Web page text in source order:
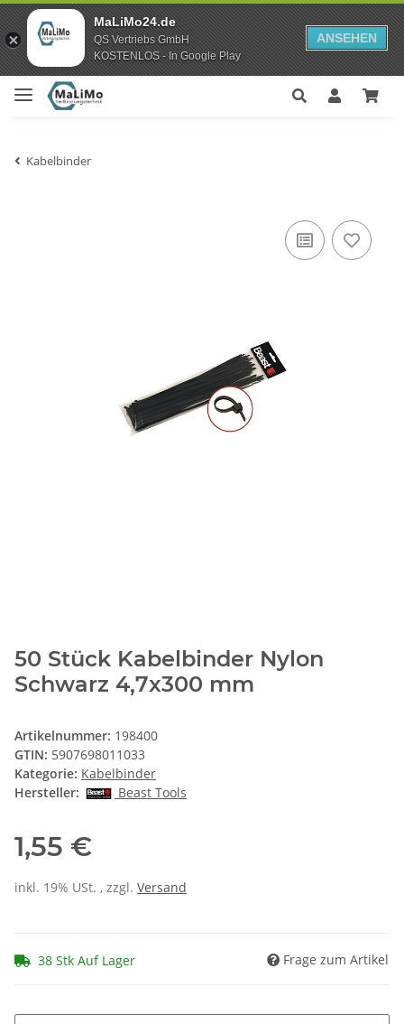
MaLiMo24.de
QS Vertriebs GmbH
KOSTENLOS - In Google Play
ANSEHEN
Kabelbinder
50 Stück Kabelbinder Nylon
Schwarz 4,7x300 mm
Artikelnummer: 198400
GTIN: 5907698011033
Kategorie: Kabelbinder
Hersteller:
Beast Tools
1,55 €
inkl. 19% USt. , zzgl. Versand
38 Stk Auf Lager Frage zum Artikel